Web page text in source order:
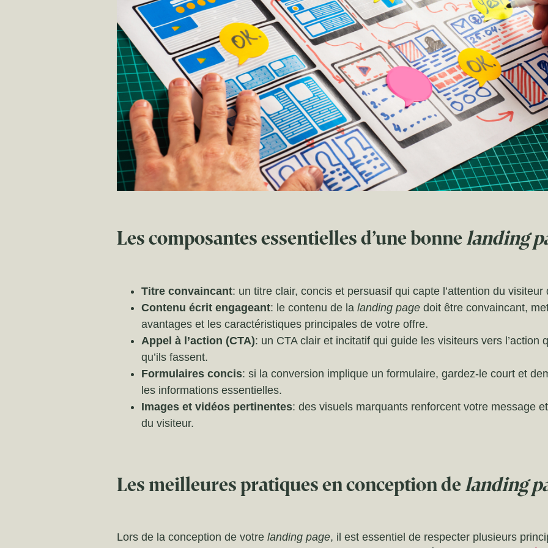
Les composantes essentielles d’une bonnelanding
Titre convaincant: un titre clair, concis et persuasif qui capte l’attention du visiteur
Contenu écrit engageant: le contenu de la landing pagedoit être convaincant,
avantages et les caractéristiques principales de votre offre.
Appel à l’action (CTA): un CTA clair et incitatif qui guide les visiteurs vers l’action
qu’ils fassent.
Formulaires concis: si la conversion implique un formulaire, gardez-le court et
les informations essentielles.
Images et vidéos pertinentes: des visuels marquants renforcent votre message
du visiteur.
Les meilleures pratiques en conception delanding
Lors de la conception de votre landing page, il est essentiel de respecter plusieurs